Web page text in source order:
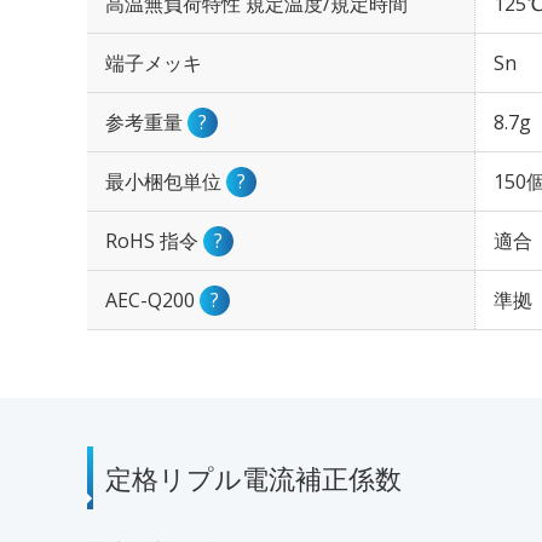
端子メッキ Sn
参考重量 ? 8.7g
最小梱包単位 ? 150
RoHS 指令 ? 適合
AEC-Q200 ? 準拠
定格リプル電流補正係数